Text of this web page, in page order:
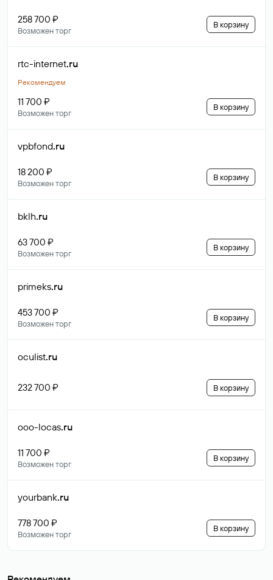
258 700 ₽
Возможен торг
В корзину
rtc-internet.ru
Рекомендуем
11 700 ₽
Возможен торг
В корзину
vpbfond.ru
18 200 ₽
Возможен торг
В корзину
bklh.ru
63 700 ₽
Возможен торг
В корзину
primeks.ru
453 700 ₽
Возможен торг
В корзину
oculist.ru
232 700 ₽ В корзину
ooo-locas.ru
11 700 ₽
Возможен торг
В корзину
yourbank.ru
778 700 ₽
Возможен торг
В корзину